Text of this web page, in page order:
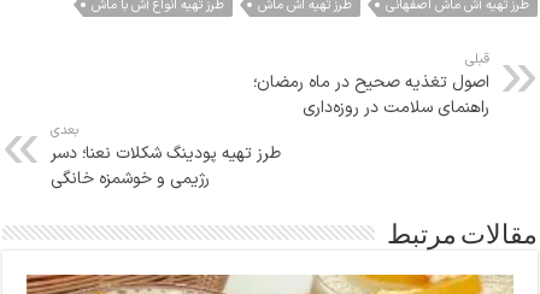
طرز تهیه آش ماش اصفهانی
طرز تهیه اش ماش طرز تهیه انواع آش با ماش
قبلی
اصول تغذیه صحیح در ماه رمضان؛
راهنمای سلامت در روزه‌داری
بعدی
طرز تهیه پودینگ شکلات نعنا؛ دسر
رژیمی و خوشمزه خانگی
مقالات مرتبط